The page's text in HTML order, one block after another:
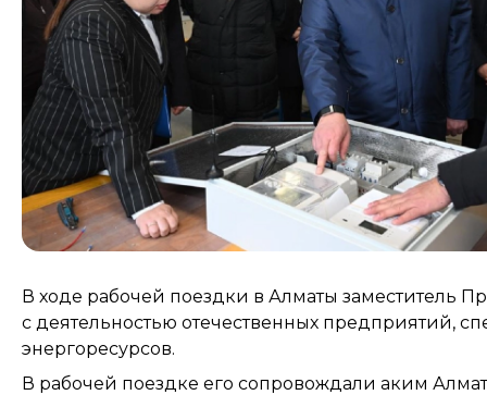
В ходе рабочей поездки в Алматы заместитель
с деятельностью отечественных предприятий,
энергоресурсов.
В рабочей поездке его сопровождали аким